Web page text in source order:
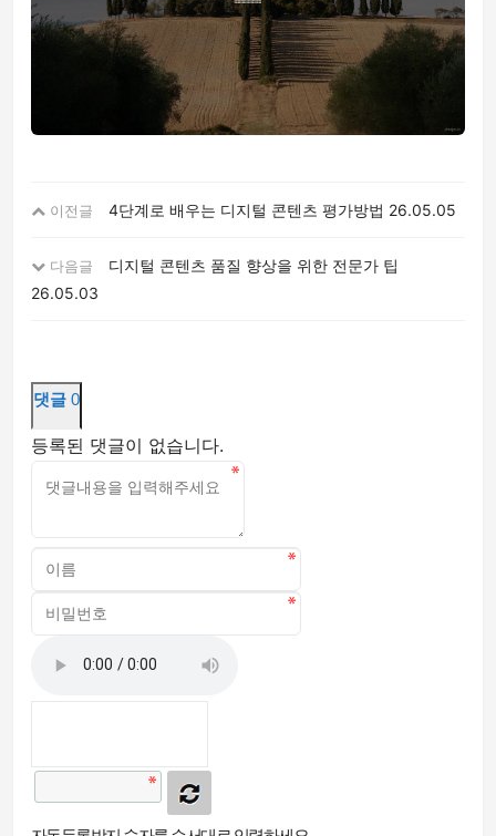
이전글 4단계로 배우는 디지털 콘텐츠 평가방법 26.05.05
다음글
디지털 콘텐츠 품질 향상을 위한 전문가 팁
26.05.03
댓글 0
등록된 댓글이 없습니다.